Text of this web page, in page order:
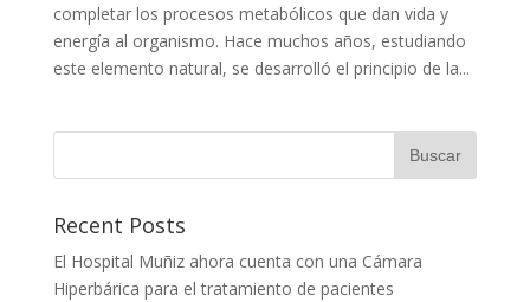
completar los procesos metabólicos que dan vida y
energía al organismo. Hace muchos años, estudiando
este elemento natural, se desarrolló el principio de la...
Recent Posts
El Hospital Muñiz ahora cuenta con una Cámara
Hiperbárica para el tratamiento de pacientes